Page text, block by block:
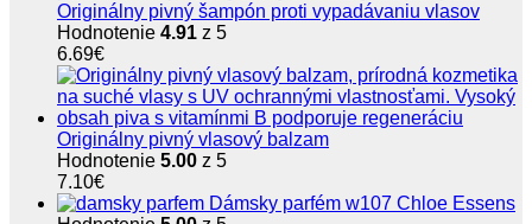
Originálny pivný šampón proti vypadávaniu vlasov
Hodnotenie 4.91 z 5
6.69€
Originálny pivný vlasový balzam
Hodnotenie 5.00 z 5
7.10€
Dámsky parfém w107 Chloe Essens